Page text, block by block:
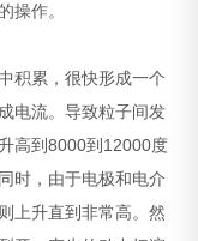
操作。
累，很快形成一个
电流。导致粒子间发
高到8000到12000度
时，由于电极和电介
上升直到非常高。然